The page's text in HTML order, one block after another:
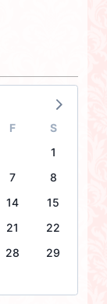
F
S
1
7
8
14
15
21
22
28
29